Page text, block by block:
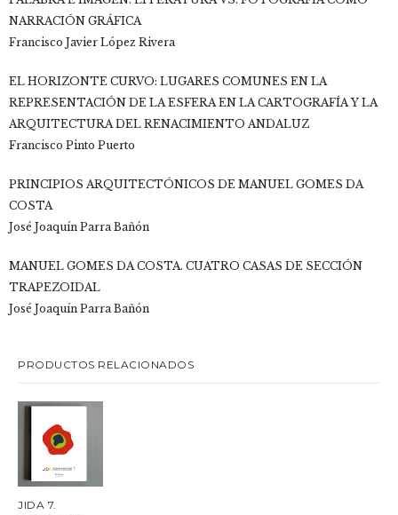
NARRACIÓN GRÁFICA
Francisco Javier López Rivera
EL HORIZONTE CURVO: LUGARES COMUNES EN LA
REPRESENTACIÓN DE LA ESFERA EN LA CARTOGRAFÍA Y LA
ARQUITECTURA DEL RENACIMIENTO ANDALUZ
Francisco Pinto Puerto
PRINCIPIOS ARQUITECTÓNICOS DE MANUEL GOMES DA
COSTA
José Joaquín Parra Bañón
MANUEL GOMES DA COSTA. CUATRO CASAS DE SECCIÓN
TRAPEZOIDAL
José Joaquín Parra Bañón
PRODUCTOS RELACIONADOS
JIDA 7.